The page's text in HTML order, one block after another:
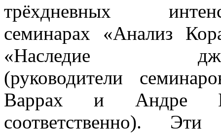
трёхдневных
семинарах «Анализ
«Наследие
(руководители
Варрах и Андре
соответственно).